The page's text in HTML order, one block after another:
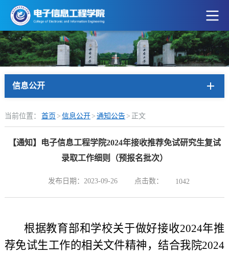
信息公开
当前位置： 首页 > 信息公开> 通知公告> 正文
【通知】电子信息工程学院2024年接收推荐免试研究生复试
录取工作细则（预报名批次）
发布日期：2023-09-26 点击数： 1042
根据教育部和学校关于做好接收2024年推
荐免试生工作的相关文件精神，结合我院2024